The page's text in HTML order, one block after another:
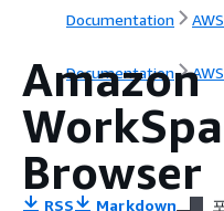
Documentation
Documentation
Amazon
Browser
RSS Markdown